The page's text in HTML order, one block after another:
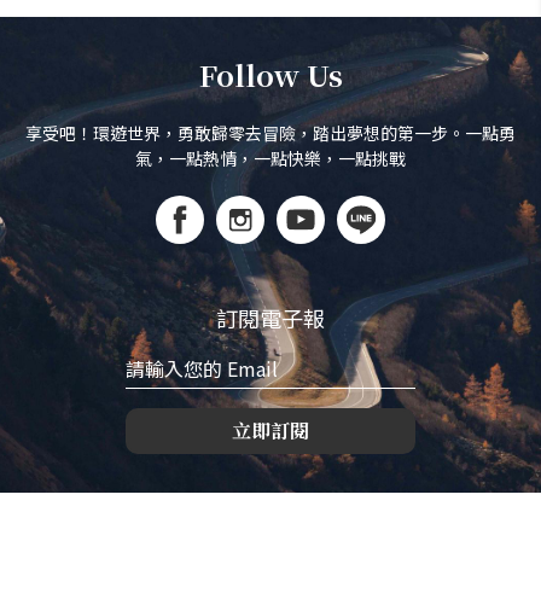
Follow Us
享受吧！環遊世界，勇敢歸零去冒險，踏出夢想的第一步。一點勇
氣，一點熱情，一點快樂，一點挑戰
訂閱電子報
立即訂閱